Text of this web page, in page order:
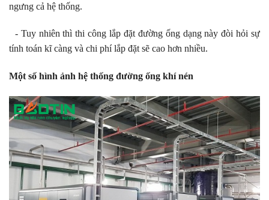
ngưng cả hệ thống.
- Tuy nhiên thì thi công lắp đặt đường ống dạng này đòi hỏi sự
tính toán kĩ càng và chi phí lắp đặt sẽ cao hơn nhiều.
Một số hình ảnh hệ thống đường ống khí nén